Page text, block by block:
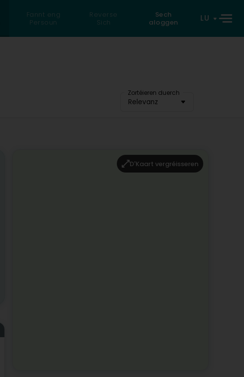
Fannt eng
Persoun
Reverse
Sich
Sech
aloggen
LU
Zortéieren duerch
Relevanz
D'Kaart vergréisseren